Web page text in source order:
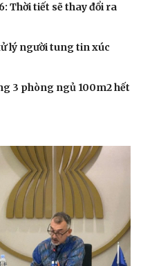
Đời sống
Nhà đẹp
Blog
Tình yêu - Gia đình
Thời tiết sẽ thay đổi ra
lý người tung tin xúc
3 phòng ngủ 100m2 hết